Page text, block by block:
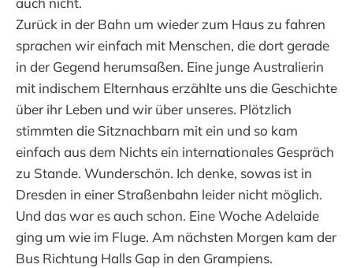
Zurück in der Bahn um wieder zum Haus zu fahren
sprachen wir einfach mit Menschen, die dort gerade
in der Gegend herumsaßen. Eine junge Australierin
mit indischem Elternhaus erzählte uns die Geschichte
über ihr Leben und wir über unseres. Plötzlich
stimmten die Sitznachbarn mit ein und so kam
einfach aus dem Nichts ein internationales Gespräch
zu Stande. Wunderschön. Ich denke, sowas ist in
Dresden in einer Straßenbahn leider nicht möglich.
Und das war es auch schon. Eine Woche Adelaide
ging um wie im Fluge. Am nächsten Morgen kam der
Bus Richtung Halls Gap in den Grampiens.